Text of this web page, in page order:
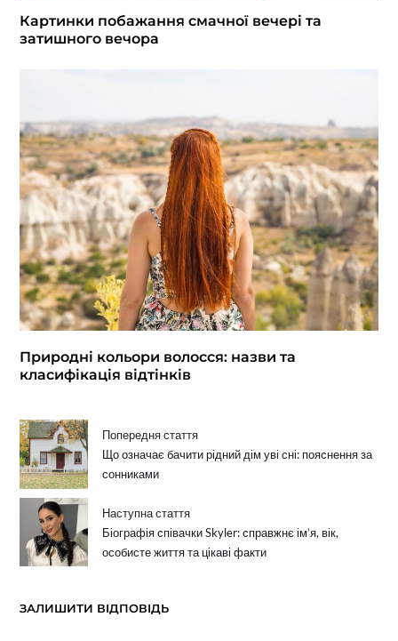
Картинки побажання смачної вечері та
затишного вечора
Природні кольори волосся: назви та
класифікація відтінків
Попередня стаття
Що означає бачити рідний дім уві сні: пояснення за
сонниками
Наступна стаття
Біографія співачки Skyler: справжнє ім’я, вік,
особисте життя та цікаві факти
ЗАЛИШИТИ ВІДПОВІДЬ